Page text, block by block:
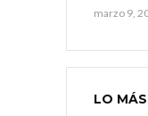
marzo 9,
LO